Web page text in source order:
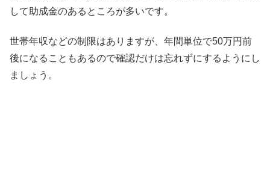
して助成金のあるところが多いです。
世帯年収などの制限はありますが、年間単位で50万円前
後になることもあるので確認だけは忘れずにするようにし
ましょう。